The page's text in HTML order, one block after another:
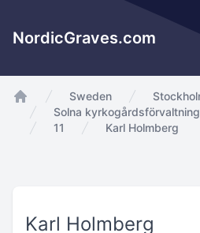
NordicGraves.com
app.Start
Sweden
Solna kyrkogårdsförvaltning
11
Karl Holmberg
Karl Holmberg